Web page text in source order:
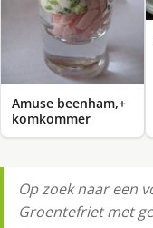
Amuse beenham,+
komkommer
Op zoek naar een
Groentefriet met